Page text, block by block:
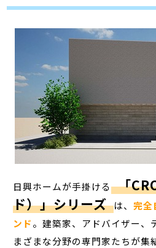
日興ホームが手掛ける 「
ド）」シリーズ は、 完全
ンド。建築家、アドバイザー、
まざまな分野の専門家たちが集